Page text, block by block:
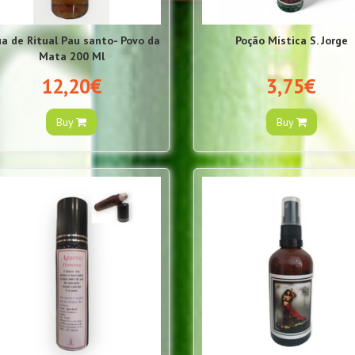
de Ritual Pau santo- Povo da
Mata 200 Ml
12,20€
Buy
Poção Mística S. Jorge
3,75€
Buy